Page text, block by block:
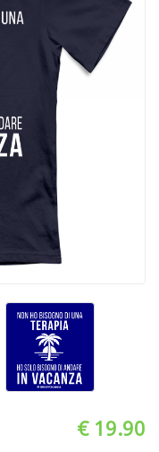
€ 19.90